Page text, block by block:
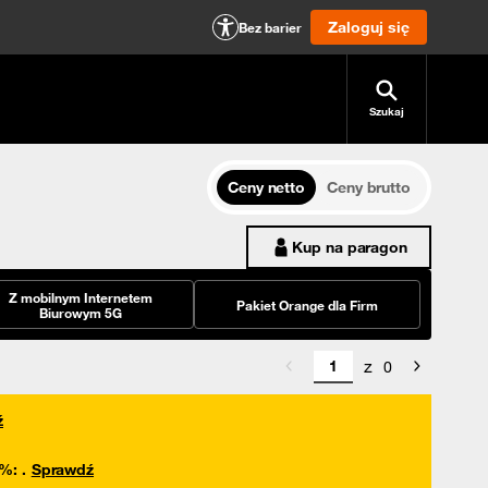
Bez barier Zaloguj się
Szukaj
Ceny netto
Ceny brutto
Kup na paragon
Z mobilnym Internetem
Biurowym 5G
Pakiet Orange dla Firm
z 0
: . Sprawdź